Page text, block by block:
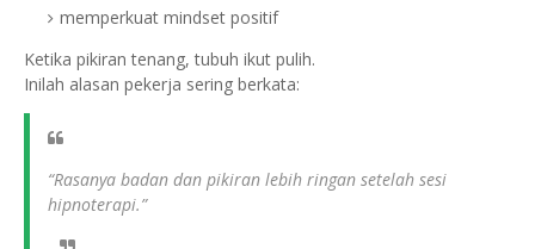
memperkuat mindset positif
Ketika pikiran tenang, tubuh ikut pulih.
Inilah alasan pekerja sering berkata:
“Rasanya badan dan pikiran lebih ringan setelah sesi
hipnoterapi.”